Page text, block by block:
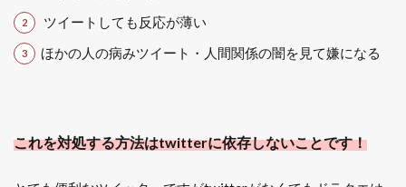
ツイートしても反応が薄い
ほかの人の病みツイート・人間関係の闇を見て嫌になる
これを対処する方法はtwitterに依存しないことです！